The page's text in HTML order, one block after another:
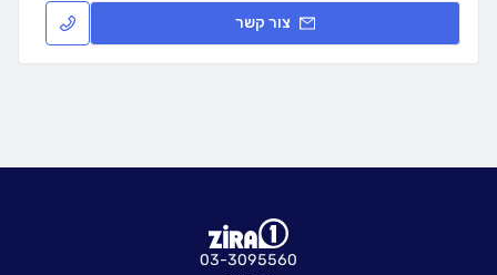
צור קשר
03-3095560